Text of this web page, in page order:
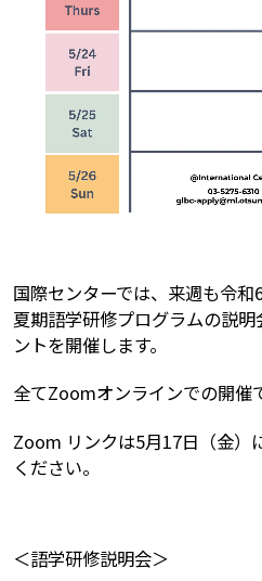
国際センターでは、来週も令
夏期語学研修プログラムの説
ントを開催します。
全てZoomオンラインでの開催
Zoom リンクは5月17日（金）
ください。
＜語学研修説明会＞